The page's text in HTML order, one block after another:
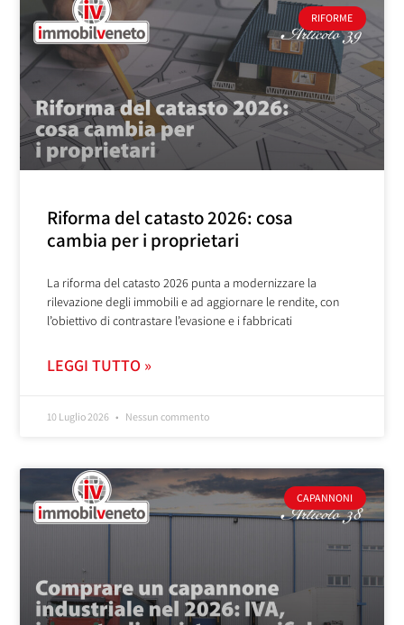
RIFORME
Riforma del catasto 2026: cosa
cambia per i proprietari
La riforma del catasto 2026 punta a modernizzare la
rilevazione degli immobili e ad aggiornare le rendite, con
l’obiettivo di contrastare l’evasione e i fabbricati
LEGGI TUTTO »
10 Luglio 2026 Nessun commento
CAPANNONI